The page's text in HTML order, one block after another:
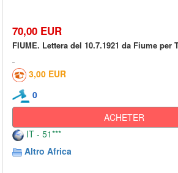
70,00 EUR
FIUME. Lettera del 10.7.1921 da Fiume per
3,00 EUR
0
ACHETER
IT - 51***
Altro Africa